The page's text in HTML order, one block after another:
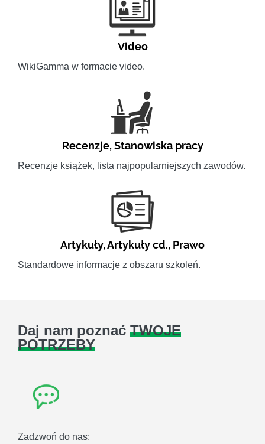
Video
WikiGamma w formacie video.
Recenzje,Stanowiska pracy
Recenzje książek, lista najpopularniejszych zawodów.
Artykuły,Artykuły cd., Prawo
Standardowe informacje z obszaru szkoleń.
Daj nam poznać TWOJE
POTRZEBY
Zadzwoń do nas: